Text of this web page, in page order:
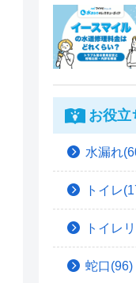
お役立
水漏れ
トイレ
トイレ
蛇口(96)